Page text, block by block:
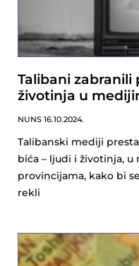
Talibani
životinja u
NUNS 16.10.2024.
Talibanski mediji
bića – ljudi i životinja,
provincijama, kako bi
rekli